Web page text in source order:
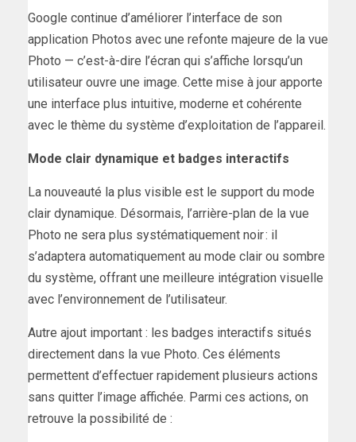
Google continue d’améliorer l’interface de son
application Photos avec une refonte majeure de la vue
Photo — c’est-à-dire l’écran qui s’affiche lorsqu’un
utilisateur ouvre une image. Cette mise à jour apporte
une interface plus intuitive, moderne et cohérente
avec le thème du système d’exploitation de l’appareil.
Mode clair dynamique et badges interactifs
La nouveauté la plus visible est le support du mode
clair dynamique. Désormais, l’arrière-plan de la vue
Photo ne sera plus systématiquement noir : il
s’adaptera automatiquement au mode clair ou sombre
du système, offrant une meilleure intégration visuelle
avec l’environnement de l’utilisateur.
Autre ajout important : les badges interactifs situés
directement dans la vue Photo. Ces éléments
permettent d’effectuer rapidement plusieurs actions
sans quitter l’image affichée. Parmi ces actions, on
retrouve la possibilité de :